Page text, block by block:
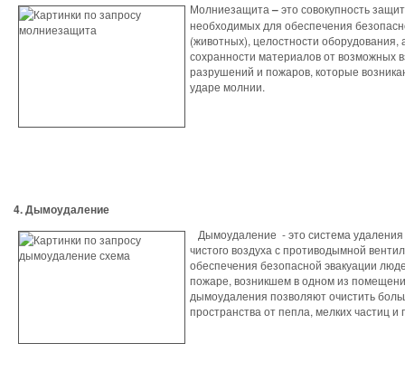
Молниезащита –это совокупность
необходимых для обеспечения
(животных), целостности оборудования,
сохранности материалов от возможных
разрушений и пожаров, которые
ударе молнии.
4. Дымоудаление
Дымоудаление - это система
чистого воздуха с противодымной
обеспечения безопасной эвакуации
пожаре, возникшем в одном из
дымоудаления позволяют очистить
пространства от пепла, мелких частиц и